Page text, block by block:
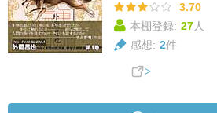
3.70
本棚登録: 27人
感想: 2件